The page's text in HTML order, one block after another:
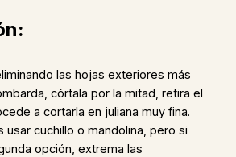
las hojas exteriores más
córtala por la mitad, retira el
a cortarla en juliana muy fina.
usar cuchillo o mandolina, pero si
opción, extrema las